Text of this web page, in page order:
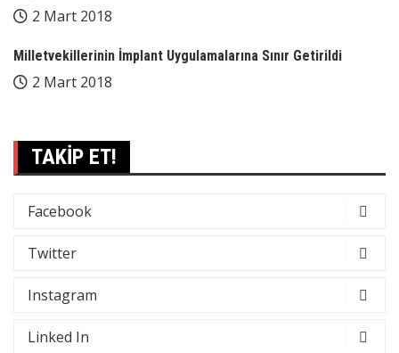
2 Mart 2018
Milletvekillerinin İmplant Uygulamalarına Sınır Getirildi
2 Mart 2018
TAKİP ET!
Facebook
Twitter
Instagram
Linked In